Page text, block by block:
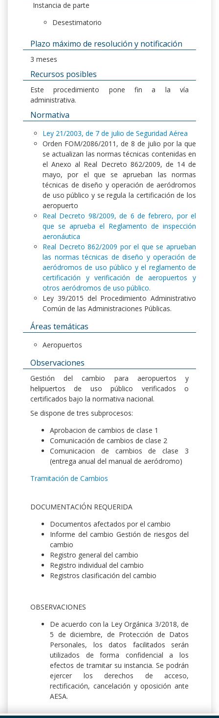
Instancia de parte
Desestimatorio
Plazo máximo de resolución y notificación
3 meses
Recursos posibles
Este procedimiento pone fin a la vía
administrativa.
Normativa
Ley 21/2003, de 7 de julio de Seguridad Aérea
Orden FOM/2086/2011, de 8 de julio por la que
se actualizan las normas técnicas contenidas en
el Anexo al Real Decreto 862/2009, de 14 de
mayo, por el que se aprueban las normas
técnicas de diseño y operación de aeródromos
de uso público y se regula la certificación de los
aeropuerto
Real Decreto 98/2009, de 6 de febrero, por el
que se aprueba el Reglamento de inspección
aeronáutica
Real Decreto 862/2009 por el que se aprueban
las normas técnicas de diseño y operación de
aeródromos de uso público y el reglamento de
certificación y verificación de aeropuertos y
otros aeródromos de uso público.
Ley 39/2015 del Procedimiento Administrativo
Común de las Administraciones Públicas.
Áreas temáticas
Aeropuertos
Observaciones
Gestión del cambio para aeropuertos y
helipuertos de uso público verificados o
certificados bajo la normativa nacional.
Se dispone de tres subprocesos:
Aprobacion de cambios de clase 1
Comunicación de cambios de clase 2
Comunicacion de cambios de clase 3
(entrega anual del manual de aeródromo)
Tramitación de Cambios
DOCUMENTACIÓN REQUERIDA
Documentos afectados por el cambio
Informe del cambio Gestión de riesgos del
cambio
Registro general del cambio
Registro individual del cambio
Registros clasificación del cambio
OBSERVACIONES
De acuerdo con la Ley Orgánica 3/2018, de
5 de diciembre, de Protección de Datos
Personales, los datos facilitados serán
utilizados de forma confidencial a los
efectos de tramitar su instancia. Se podrán
ejercer los derechos de acceso,
rectificación, cancelación y oposición ante
AESA.